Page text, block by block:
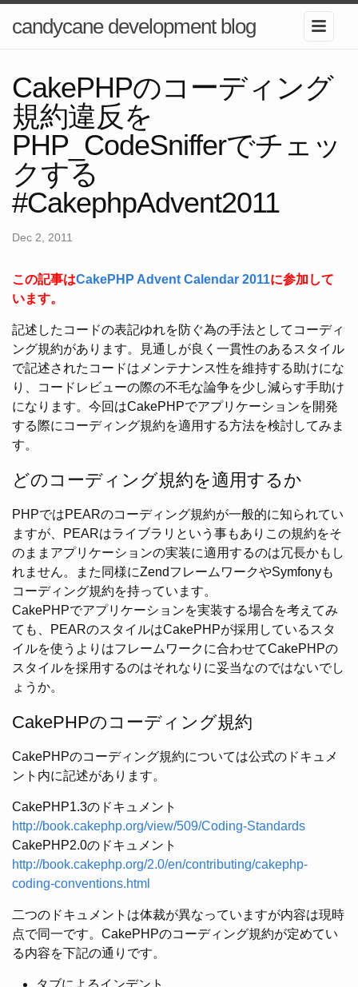
candycane development blog
CakePHPのコーディング
規約違反を
PHP_CodeSnifferでチェッ
クする
#CakephpAdvent2011
Dec 2, 2011
この記事はCakePHP Advent Calendar 2011に参加して
います。
記述したコードの表記ゆれを防ぐ為の手法としてコーディ
ング規約があります。見通しが良く一貫性のあるスタイル
で記述されたコードはメンテナンス性を維持する助けにな
り、コードレビューの際の不毛な論争を少し減らす手助け
になります。今回はCakePHPでアプリケーションを開発
する際にコーディング規約を適用する方法を検討してみま
す。
どのコーディング規約を適用するか
PHPではPEARのコーディング規約が一般的に知られてい
ますが、PEARはライブラリという事もありこの規約をそ
のままアプリケーションの実装に適用するのは冗長かもし
れません。また同様にZendフレームワークやSymfonyも
コーディング規約を持っています。
CakePHPでアプリケーションを実装する場合を考えてみ
ても、PEARのスタイルはCakePHPが採用しているスタ
イルを使うよりはフレームワークに合わせてCakePHPの
スタイルを採用するのはそれなりに妥当なのではないでし
ょうか。
CakePHPのコーディング規約
CakePHPのコーディング規約については公式のドキュメ
ント内に記述があります。
CakePHP1.3のドキュメント
http://book.cakephp.org/view/509/Coding-Standards
CakePHP2.0のドキュメント
http://book.cakephp.org/2.0/en/contributing/cakephp-
coding-conventions.html
二つのドキュメントは体裁が異なっていますが内容は現時
点で同一です。CakePHPのコーディング規約が定めてい
る内容を下記の通りです。
タブによるインデント